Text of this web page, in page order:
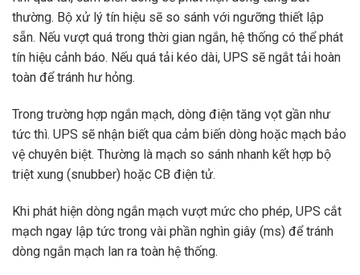
thường. Bộ xử lý tín hiệu sẽ so sánh với ngưỡng thiết lập
sẵn. Nếu vượt quá trong thời gian ngắn, hệ thống có thể phát
tín hiệu cảnh báo. Nếu quá tải kéo dài, UPS sẽ ngắt tải hoàn
toàn để tránh hư hỏng.
Trong trường hợp ngắn mạch, dòng điện tăng vọt gần như
tức thì. UPS sẽ nhận biết qua cảm biến dòng hoặc mạch bảo
vệ chuyên biệt. Thường là mạch so sánh nhanh kết hợp bộ
triệt xung (snubber) hoặc CB điện tử.
Khi phát hiện dòng ngắn mạch vượt mức cho phép, UPS cắt
mạch ngay lập tức trong vài phần nghìn giây (ms) để tránh
dòng ngắn mạch lan ra toàn hệ thống.